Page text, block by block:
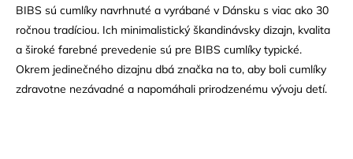
BIBS sú cumlíky navrhnuté a vyrábané v Dánsku s viac ako 30
ročnou tradíciou. Ich minimalistický škandinávsky dizajn, kvalita
a široké farebné prevedenie sú pre BIBS cumlíky typické.
Okrem jedinečného dizajnu dbá značka na to, aby boli cumlíky
zdravotne nezávadné a napomáhali prirodzenému vývoju detí.